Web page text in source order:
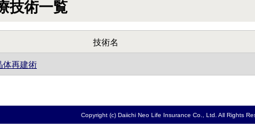
技術一覧
技術名
体再建術
Copyright (c) Daiichi Neo Life Insurance Co., Ltd. All Rights